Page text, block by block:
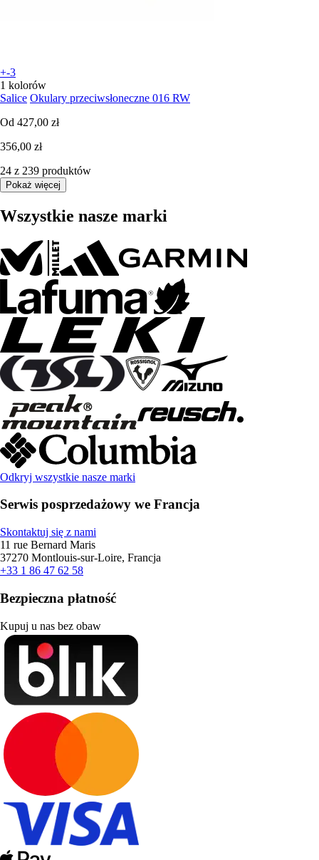
+-3
1 kolorów
Salice Okulary przeciwsłoneczne 016 RW
Od 427,00 zł
356,00 zł
24 z 239 produktów
Pokaż więcej
Wszystkie nasze marki
Odkryj wszystkie nasze marki
Serwis posprzedażowy we Francja
Skontaktuj się z nami
11 rue Bernard Maris
37270 Montlouis-sur-Loire, Francja
+33 1 86 47 62 58
Bezpieczna płatność
Kupuj u nas bez obaw